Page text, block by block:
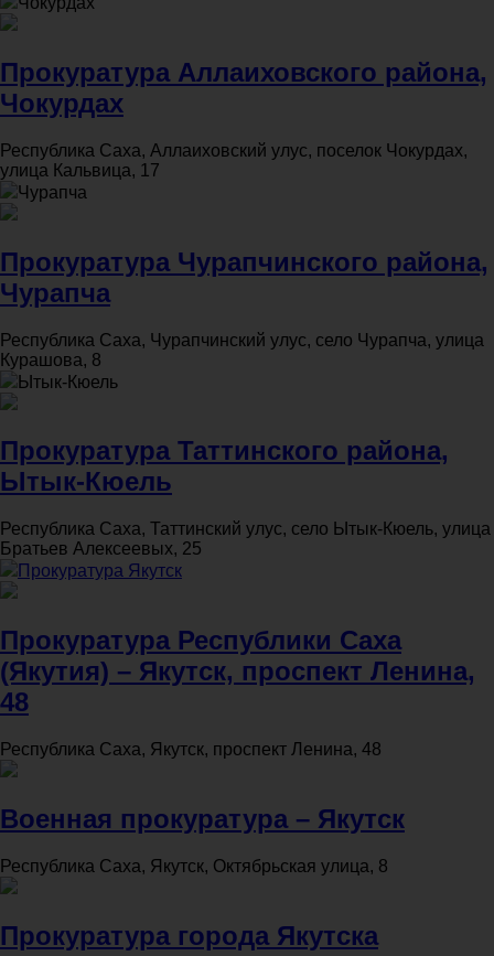
Прокуратура Аллаиховского района,
Чокурдах
Республика Саха, Аллаиховский улус, поселок Чокурдах,
улица Кальвица, 17
Чурапча
Прокуратура Чурапчинского района,
Чурапча
Республика Саха, Чурапчинский улус, село Чурапча, улица
Курашова, 8
Ытык-Кюель
Прокуратура Таттинского района,
Ытык-Кюель
Республика Саха, Таттинский улус, село Ытык-Кюель, улица
Братьев Алексеевых, 25
Прокуратура Якутск
Прокуратура Республики Саха
(Якутия) – Якутск, проспект Ленина,
48
Республика Саха, Якутск, проспект Ленина, 48
Военная прокуратура – Якутск
Республика Саха, Якутск, Октябрьская улица, 8
Прокуратура города Якутска